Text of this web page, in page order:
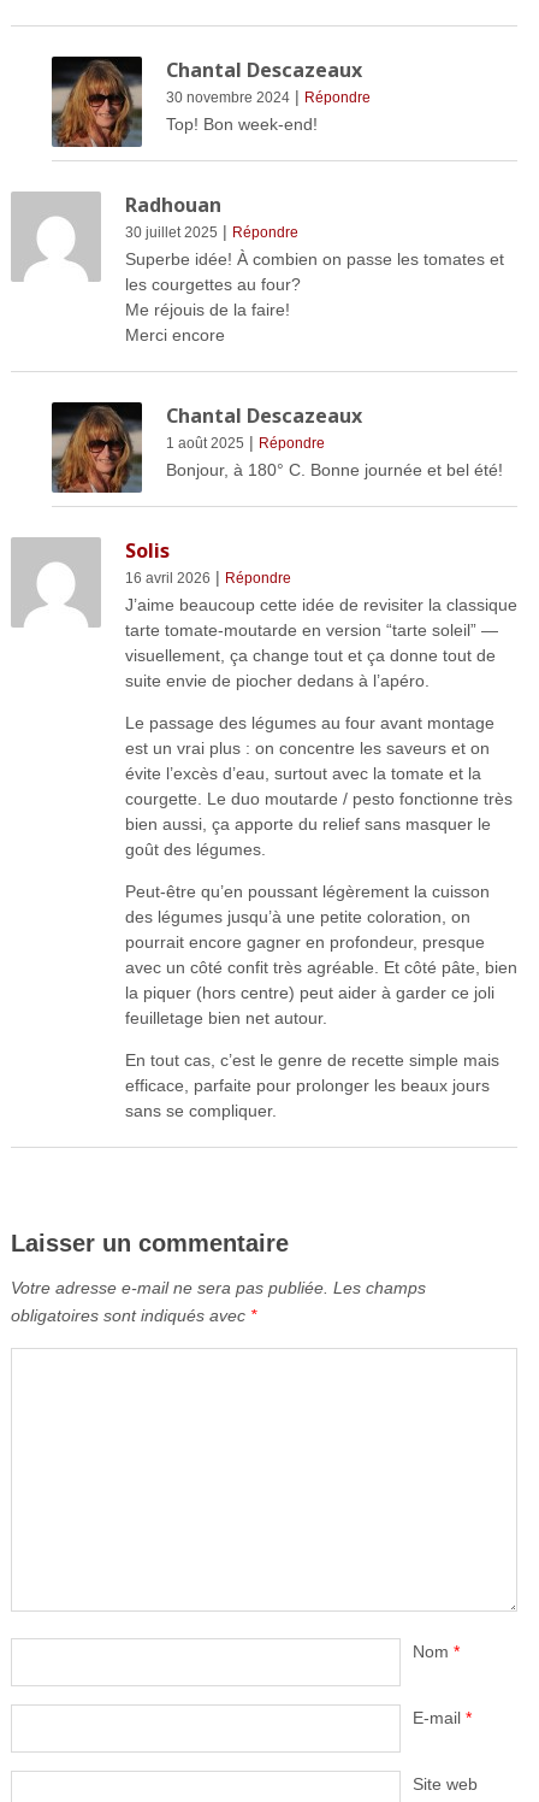
Chantal Descazeaux
30 novembre 2024| Répondre
Top! Bon week-end!
Radhouan
30 juillet 2025 | Répondre
Superbe idée! À combien on passe les tomates et
les courgettes au four?
Me réjouis de la faire!
Merci encore
Chantal Descazeaux
1 août 2025 | Répondre
Bonjour, à 180° C. Bonne journée et bel été!
Solis
16 avril 2026 | Répondre
J’aime beaucoup cette idée de revisiter la classique
tarte tomate-moutarde en version “tarte soleil” —
visuellement, ça change tout et ça donne tout de
suite envie de piocher dedans à l’apéro.
Le passage des légumes au four avant montage
est un vrai plus : on concentre les saveurs et on
évite l’excès d’eau, surtout avec la tomate et la
courgette. Le duo moutarde / pesto fonctionne très
bien aussi, ça apporte du relief sans masquer le
goût des légumes.
Peut-être qu’en poussant légèrement la cuisson
des légumes jusqu’à une petite coloration, on
pourrait encore gagner en profondeur, presque
avec un côté confit très agréable. Et côté pâte, bien
la piquer (hors centre) peut aider à garder ce joli
feuilletage bien net autour.
En tout cas, c’est le genre de recette simple mais
efficace, parfaite pour prolonger les beaux jours
sans se compliquer.
Laisser un commentaire
Votre adresse e-mail ne sera pas publiée. Les champs
obligatoires sont indiqués avec *
Nom *
E-mail *
Site web